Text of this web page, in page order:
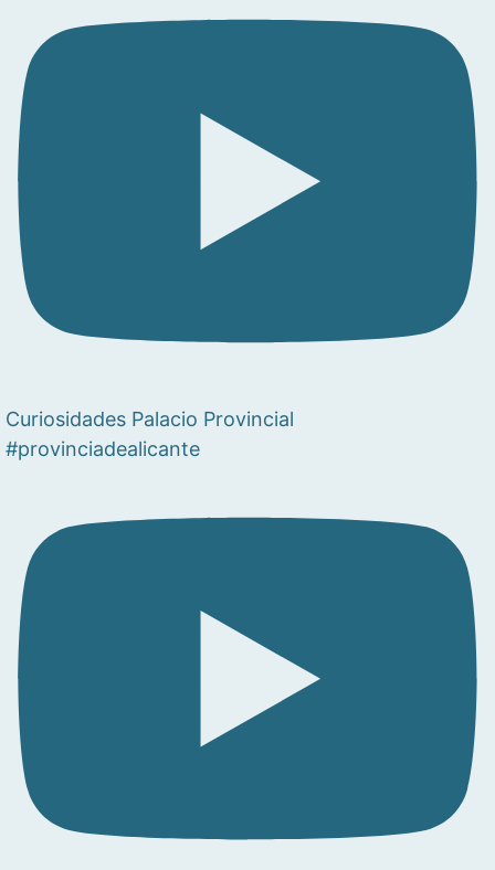
Curiosidades Palacio Provincial
#provinciadealicante